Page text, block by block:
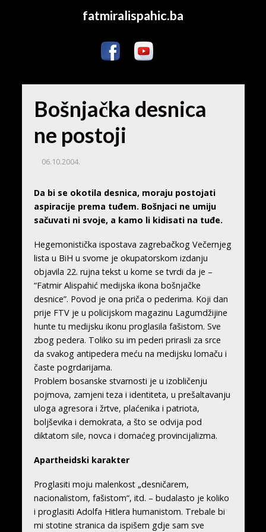
fatmiralispahic.ba
Bošnjačka desnica
ne postoji
06.10.2004.
Da bi se okotila desnica, moraju postojati
aspiracije prema tuđem. Bošnjaci ne umiju
sačuvati ni svoje, a kamo li kidisati na tuđe.
Hegemonistička ispostava zagrebačkog Večernjeg
lista u BiH u svome je okupatorskom izdanju
objavila 22. rujna tekst u kome se tvrdi da je –
“Fatmir Alispahić medijska ikona bošnjačke
desnice”. Povod je ona priča o pederima. Koji dan
prije FTV je u policijskom magazinu Lagumdžijine
hunte tu medijsku ikonu proglasila fašistom. Sve
zbog pedera. Toliko su im pederi prirasli za srce
da svakog antipedera meću na medijsku lomaču i
časte pogrdarijama.
Problem bosanske stvarnosti je u izobličenju
pojmova, zamjeni teza i identiteta, u prešaltavanju
uloga agresora i žrtve, plaćenika i patriota,
boljševika i demokrata, a što se odvija pod
diktatom sile, novca i domaćeg provincijalizma.
Apartheidski karakter
Proglasiti moju malenkost „desničarem,
nacionalistom, fašistom“, itd. – budalasto je koliko
i proglasiti Adolfa Hitlera humanistom. Trebale bi
mi stotine stranica da ispišem gdje sam sve